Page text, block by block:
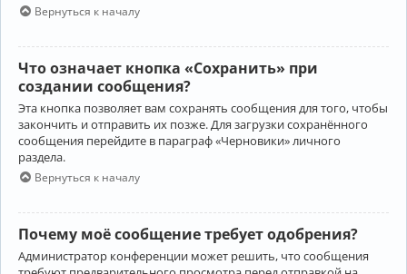
Вернуться к началу
Что означает кнопка «Сохранить» при
создании сообщения?
Эта кнопка позволяет вам сохранять сообщения для того, чтобы
закончить и отправить их позже. Для загрузки сохранённого
сообщения перейдите в параграф «Черновики» личного
раздела.
Вернуться к началу
Почему моё сообщение требует одобрения?
Администратор конференции может решить, что сообщения